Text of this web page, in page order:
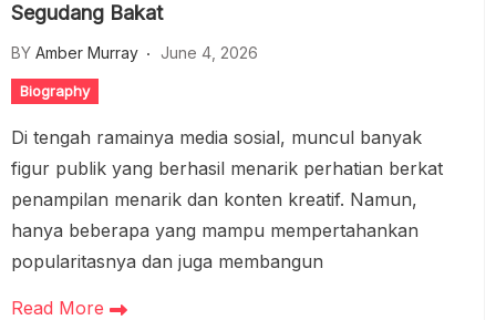
Segudang Bakat
BY Amber Murray June 4, 2026
Biography
Di tengah ramainya media sosial, muncul banyak
figur publik yang berhasil menarik perhatian berkat
penampilan menarik dan konten kreatif. Namun,
hanya beberapa yang mampu mempertahankan
popularitasnya dan juga membangun
Read More